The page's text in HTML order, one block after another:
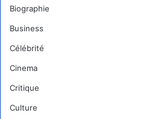
Biographie
Business
Célébrité
Cinema
Critique
Culture